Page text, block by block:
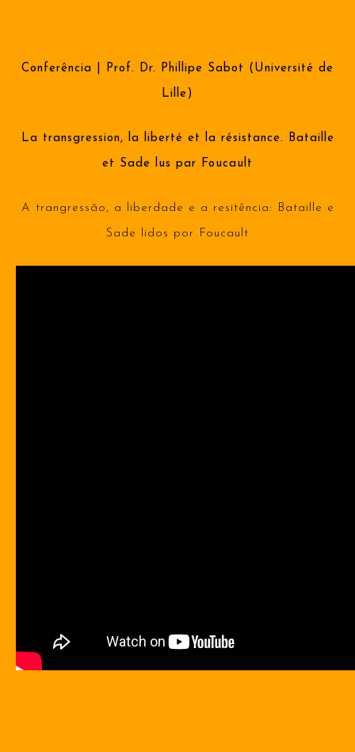
Conferência | Prof. Dr. Phillipe Sabot (Université de
Lille)
La transgression, la liberté et la résistance. Bataille
et Sade lus par Foucault
A trangressão, a liberdade e a resitência: Bataille e
Sade lidos por Foucault